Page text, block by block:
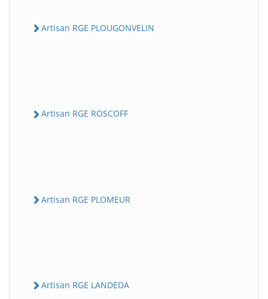
Artisan RGE PLOUGONVELIN
Artisan RGE ROSCOFF
Artisan RGE PLOMEUR
Artisan RGE LANDEDA